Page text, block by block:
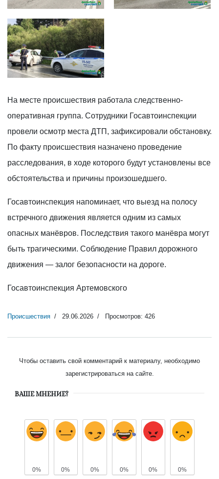
IMG_20260629_082529
На месте происшествия работала следственно-
оперативная группа. Сотрудники Госавтоинспекции
провели осмотр места ДТП, зафиксировали обстановку.
По факту происшествия назначено проведение
расследования, в ходе которого будут установлены все
обстоятельства и причины произошедшего.
Госавтоинспекция напоминает, что выезд на полосу
встречного движения является одним из самых
опасных манёвров. Последствия такого манёвра могут
быть трагическими. Соблюдение Правил дорожного
движения — залог безопасности на дороге.
Госавтоинспекция Артемовского
Происшествия 29.06.2026 Просмотров: 426
Чтобы оставить свой комментарий к материалу, необходимо
зарегистрироваться на сайте.
ВАШЕ МНЕНИЕ?
0% 0% 0% 0% 0% 0%